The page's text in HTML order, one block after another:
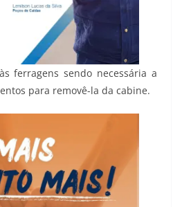
ferragens sendo necessária a
para removê-la da cabine.